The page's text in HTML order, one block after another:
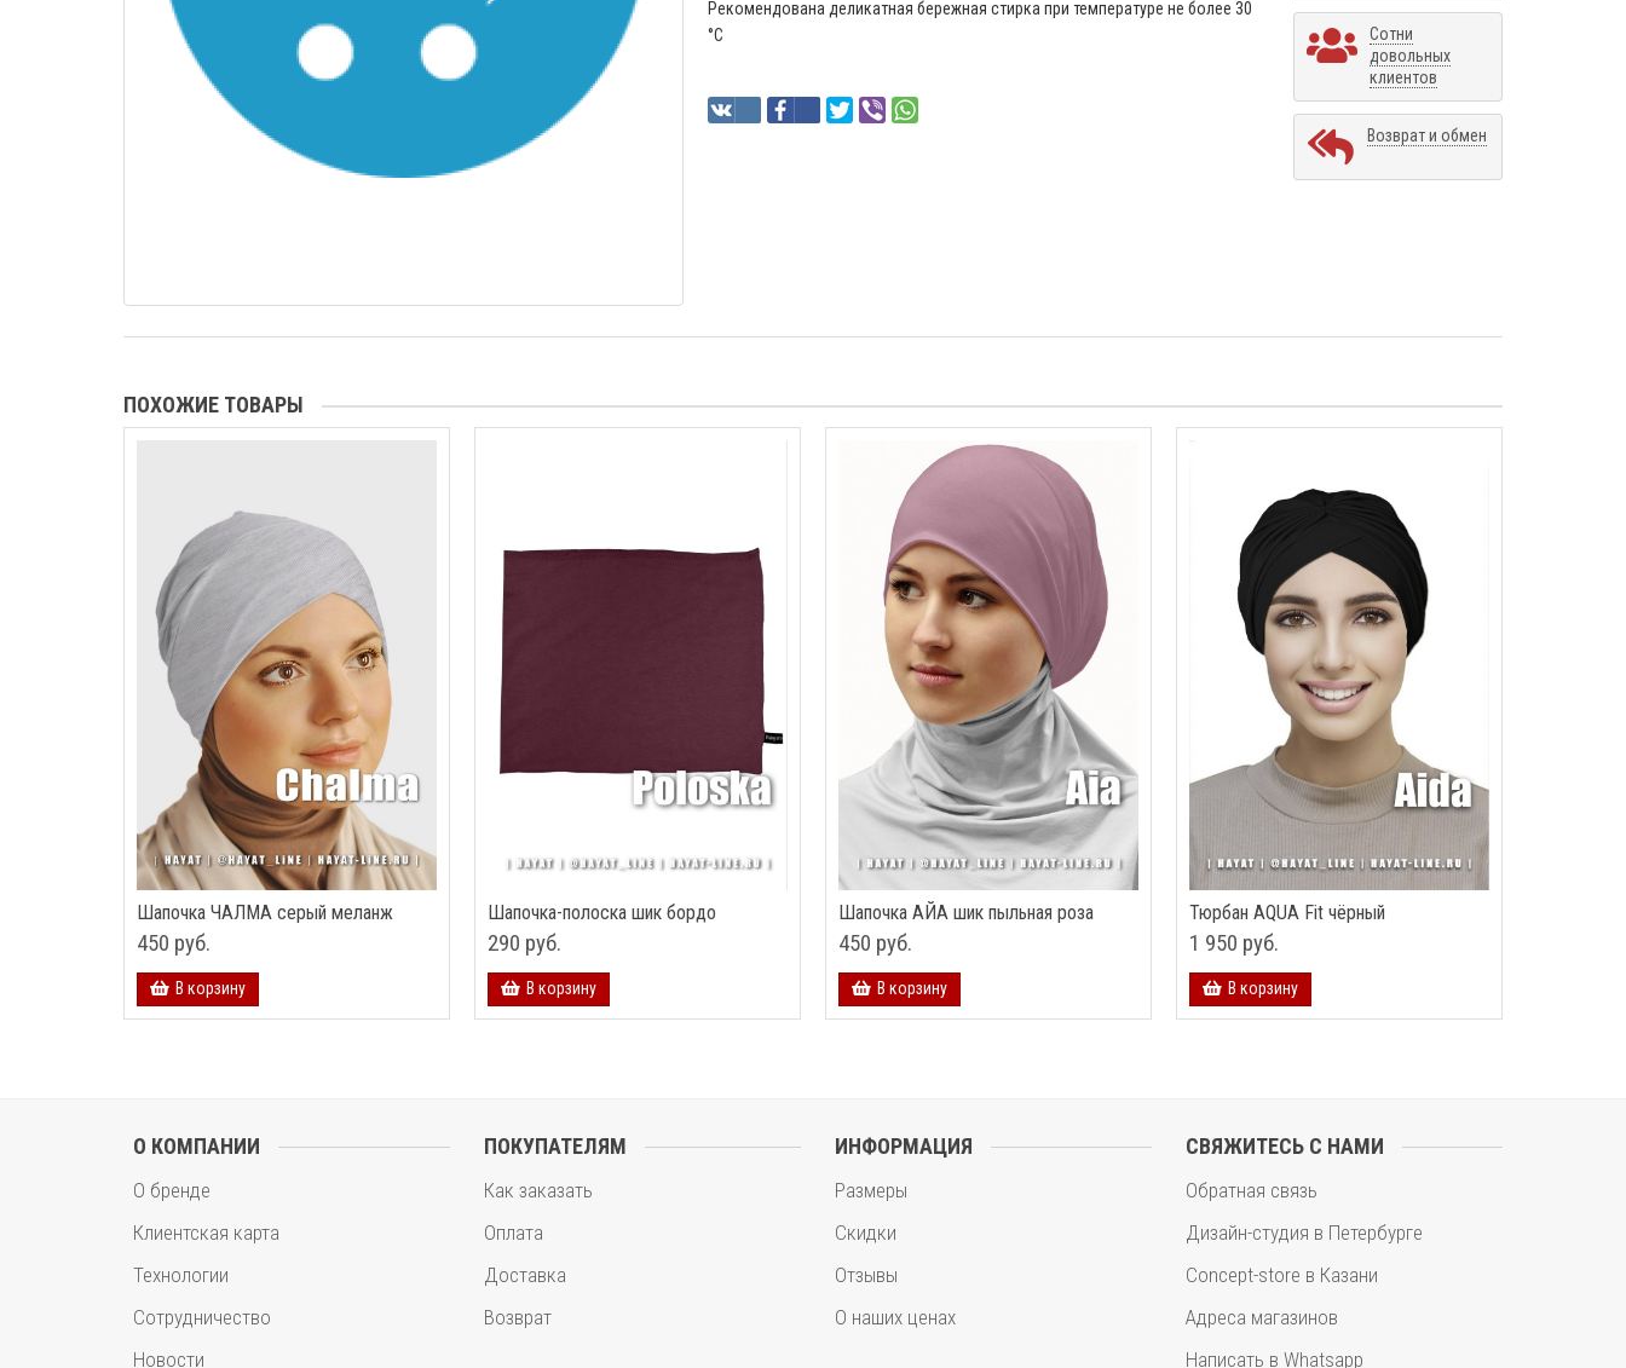
Рекомендована деликатная бережная стирка при температуре не более 30
°C
Сотни
довольных
клиентов
Возврат и обмен
ПОХОЖИЕ ТОВАРЫ
Шапочка ЧАЛМА серый меланж
450 руб.
В корзину
Шапочка-полоска шик бордо
290 руб.
В корзину
Шапочка АЙА шик пыльная роза
450 руб.
В корзину
Тюрбан AQUA Fit чёрный
1 950 руб.
В корзину
О КОМПАНИИ
О бренде
Клиентская карта
Технологии
Сотрудничество
Новости
ПОКУПАТЕЛЯМ
Как заказать
Оплата
Доставка
Возврат
ИНФОРМАЦИЯ
Размеры
Скидки
Отзывы
О наших ценах
СВЯЖИТЕСЬ С НАМИ
Обратная связь
Дизайн-студия в Петербурге
Concept-store в Казани
Адреса магазинов
Написать в Whatsapp